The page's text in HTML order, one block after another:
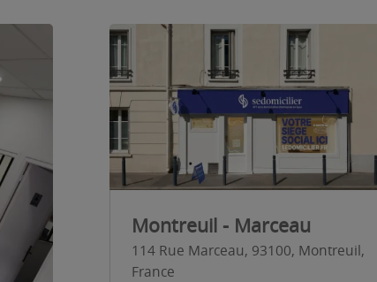
Montreuil - Marceau
114 Rue Marceau, 93100, Montreuil,
France